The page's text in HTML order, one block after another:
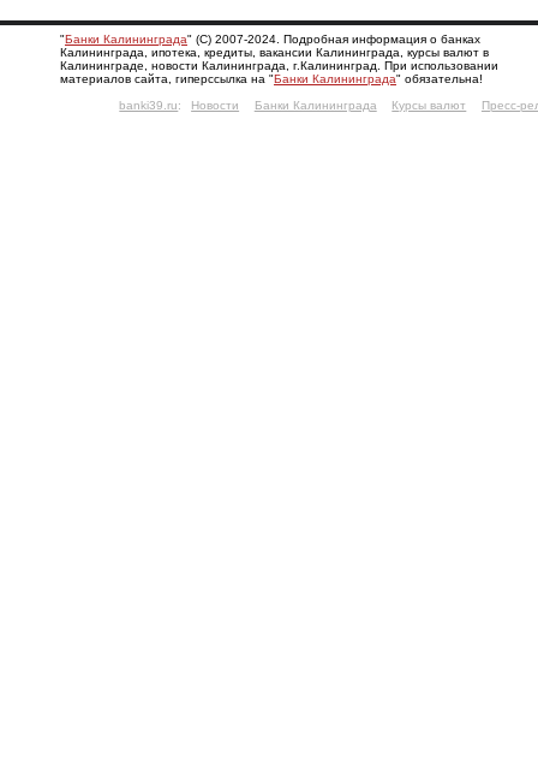
"Банки Калининграда" (С) 2007-2024. Подробная информация о банках
Калининграда, ипотека, кредиты, вакансии Калининграда, курсы валют в
Калининграде, новости Калининграда, г.Калининград. При использовании
материалов сайта, гиперссылка на "Банки Калининграда" обязательна!
banki39.ru: Новости Банки Калининграда Курсы валют Пресс-